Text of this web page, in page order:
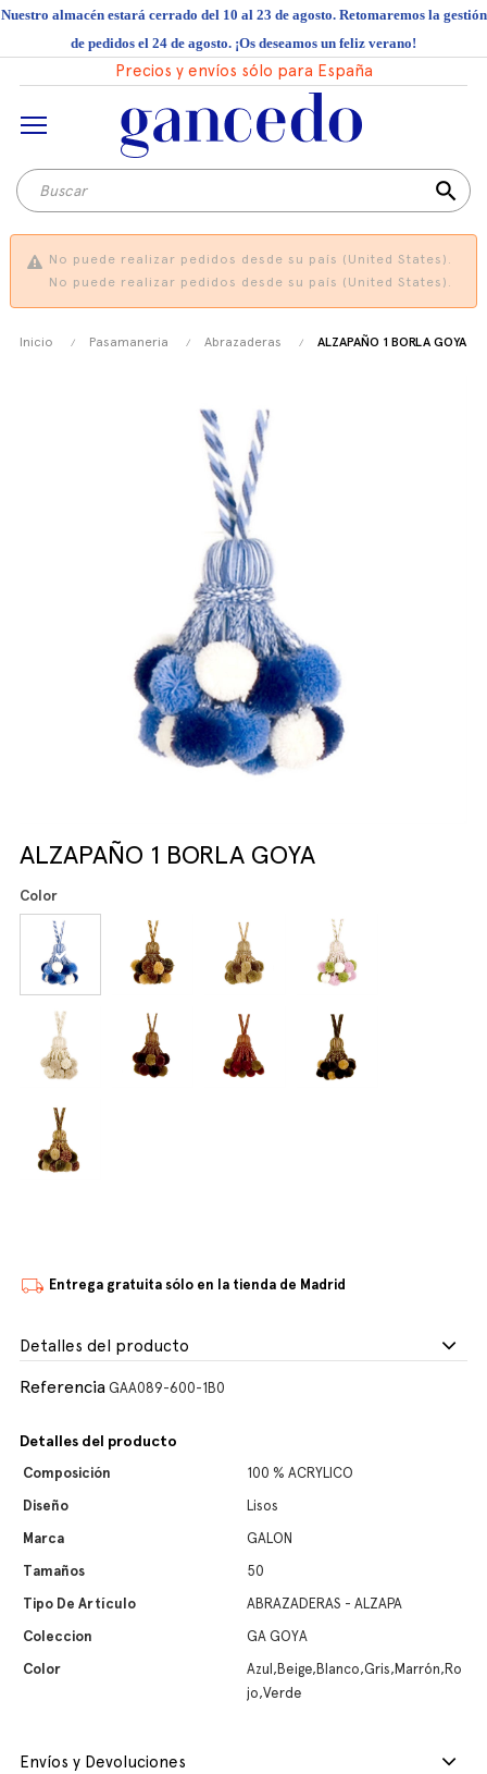
Nuestro almacén estará cerrado del 10 al 23 de agosto. Retomaremos la gestión
de pedidos el 24 de agosto. ¡Os deseamos un feliz verano!
Precios y envíos sólo para España
search
No puede realizar pedidos desde su país (United States).
No puede realizar pedidos desde su país (United States).
Inicio Pasamaneria Abrazaderas ALZAPAÑO 1 BORLA GOYA
ALZAPAÑO 1 BORLA GOYA
Color
Entrega gratuita sólo en la tienda de Madrid
Detalles del producto
Referencia GAA089-600-1B0
Detalles del producto
Composición
100 % ACRYLICO
Diseño
Lisos
Marca
GALON
Tamaños
50
Tipo De Artículo
ABRAZADERAS - ALZAPA
Coleccion
GA GOYA
Color
Azul,Beige,Blanco,Gris,Marrón,Ro
jo,Verde
Envíos y Devoluciones